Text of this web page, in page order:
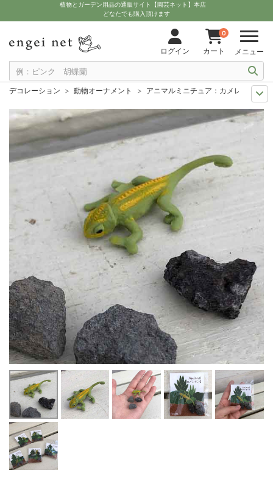
植物とガーデン用品の通販サイト【園芸ネット】本店
どなたでも購入頂けます
ログイン
0
カート メニュー
デコレーション 動物オーナメント
アニマルミニチュア：カメレオン1個
夏の園芸
サマーデコレーション
アニマルミニチュア：カメレオン1個と
多肉植物を楽しもう
ミニチュアガーデンの飾りに アニマルミニチュア